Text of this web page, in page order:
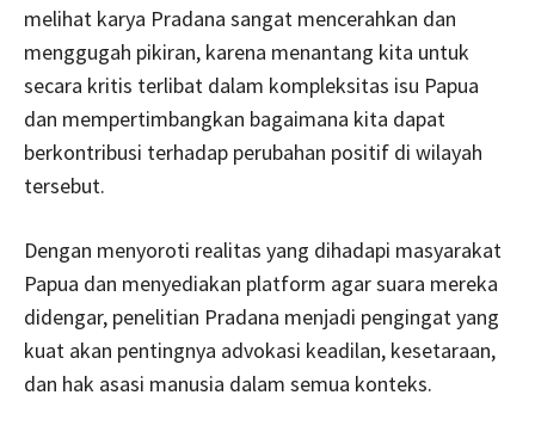
melihat karya Pradana sangat mencerahkan dan
menggugah pikiran, karena menantang kita untuk
secara kritis terlibat dalam kompleksitas isu Papua
dan mempertimbangkan bagaimana kita dapat
berkontribusi terhadap perubahan positif di wilayah
tersebut.
Dengan menyoroti realitas yang dihadapi masyarakat
Papua dan menyediakan platform agar suara mereka
didengar, penelitian Pradana menjadi pengingat yang
kuat akan pentingnya advokasi keadilan, kesetaraan,
dan hak asasi manusia dalam semua konteks.